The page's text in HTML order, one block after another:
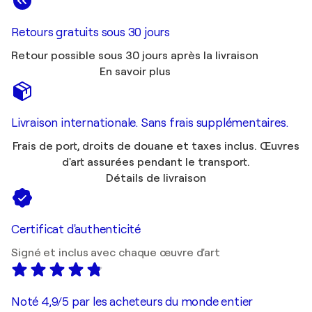
Retours gratuits sous 30 jours
Retour possible sous 30 jours après la livraison
En savoir plus
Livraison internationale. Sans frais supplémentaires.
Frais de port, droits de douane et taxes inclus. Œuvres
d'art assurées pendant le transport.
Détails de livraison
Certificat d'authenticité
Signé et inclus avec chaque œuvre d'art
Noté 4,9/5 par les acheteurs du monde entier